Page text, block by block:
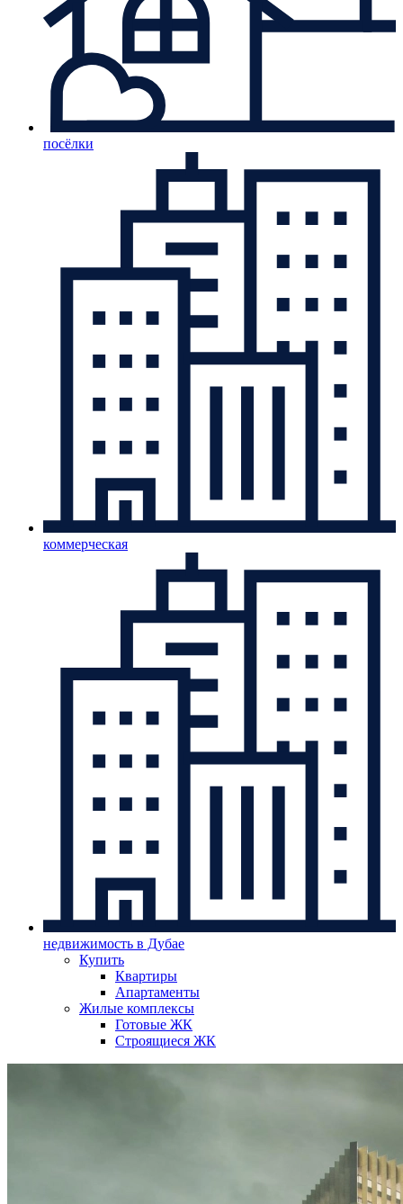
посёлки
коммерческая
недвижимость в Дубае
Купить
Квартиры
Апартаменты
Жилые комплексы
Готовые ЖК
Строящиеся ЖК